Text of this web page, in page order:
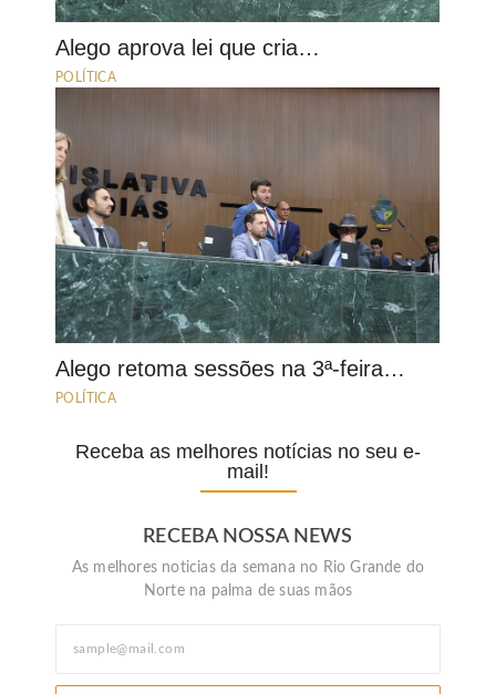
Alego aprova lei que cria…
POLÍTICA
Alego retoma sessões na 3ª-feira…
POLÍTICA
Receba as melhores notícias no seu e-
mail!
RECEBA NOSSA NEWS
As melhores noticias da semana no Rio Grande do
Norte na palma de suas mãos